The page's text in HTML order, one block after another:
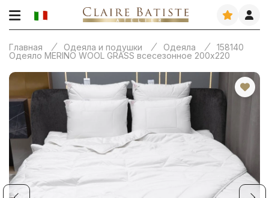
Главная Одеяла и подушки Одеяла
158140
Одеяло MERINO WOOL GRASS всесезонное 200х220